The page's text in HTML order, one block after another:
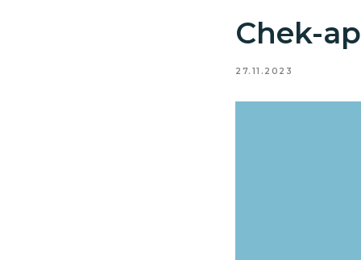
Chek-
27.11.2023